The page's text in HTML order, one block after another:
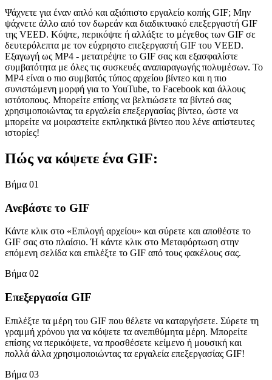
Ψάχνετε για έναν απλό και αξιόπιστο εργαλείο κοπής GIF; Μην
ψάχνετε άλλο από τον δωρεάν και διαδικτυακό επεξεργαστή GIF
της VEED. Κόψτε, περικόψτε ή αλλάξτε το μέγεθος των GIF σε
δευτερόλεπτα με τον εύχρηστο επεξεργαστή GIF του VEED.
Εξαγωγή ως MP4 - μετατρέψτε το GIF σας και εξασφαλίστε
συμβατότητα με όλες τις συσκευές αναπαραγωγής πολυμέσων. Το
MP4 είναι ο πιο συμβατός τύπος αρχείου βίντεο και η πιο
συνιστώμενη μορφή για το YouTube, το Facebook και άλλους
ιστότοπους. Μπορείτε επίσης να βελτιώσετε τα βίντεό σας
χρησιμοποιώντας τα εργαλεία επεξεργασίας βίντεο, ώστε να
μπορείτε να μοιραστείτε εκπληκτικά βίντεο που λένε απίστευτες
ιστορίες!
Πώς να κόψετε ένα GIF:
Βήμα 01
Ανεβάστε το GIF
Κάντε κλικ στο «Επιλογή αρχείου» και σύρετε και αποθέστε το
GIF σας στο πλαίσιο. Ή κάντε κλικ στο Μεταφόρτωση στην
επόμενη σελίδα και επιλέξτε το GIF από τους φακέλους σας.
Βήμα 02
Επεξεργασία GIF
Επιλέξτε τα μέρη του GIF που θέλετε να καταργήσετε. Σύρετε τη
γραμμή χρόνου για να κόψετε τα ανεπιθύμητα μέρη. Μπορείτε
επίσης να περικόψετε, να προσθέσετε κείμενο ή μουσική και
πολλά άλλα χρησιμοποιώντας τα εργαλεία επεξεργασίας GIF!
Βήμα 03